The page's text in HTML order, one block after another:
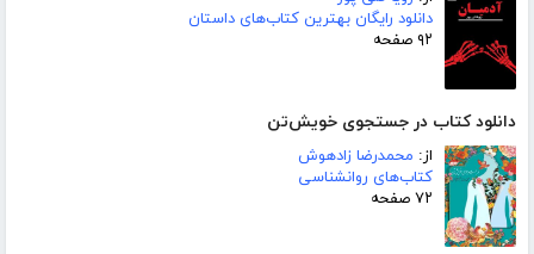
دانلود رایگان بهترین کتاب‌های داستان
۹۲ صفحه
دانلود کتاب در جستجوی خویش‌تن
از: محمدرضا زادهوش
کتاب‌های روانشناسی
۷۲ صفحه